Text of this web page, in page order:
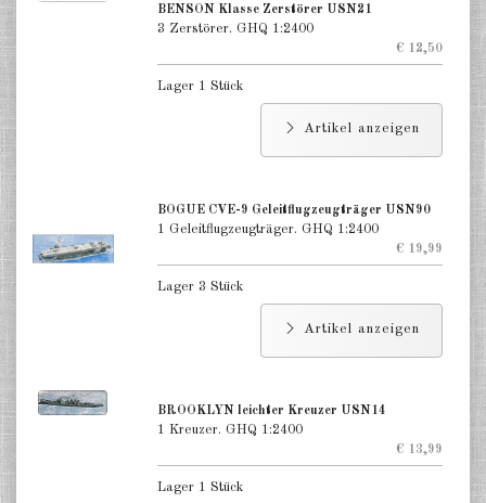
BENSON Klasse Zerstörer USN21
3 Zerstörer. GHQ 1:2400
€ 12,50
Lager 1 Stück
Artikel anzeigen
BOGUE CVE-9 Geleitflugzeugträger USN90
1 Geleitflugzeugträger. GHQ 1:2400
€ 19,99
Lager 3 Stück
Artikel anzeigen
BROOKLYN leichter Kreuzer USN14
1 Kreuzer. GHQ 1:2400
€ 13,99
Lager 1 Stück